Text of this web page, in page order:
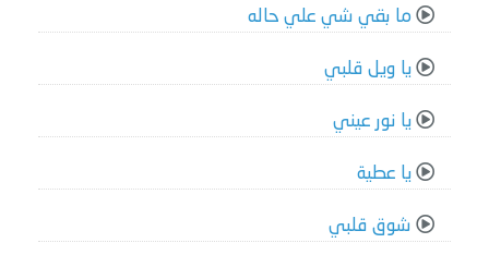
ما بقي شي علي حاله
يا ويل قلبي
يا نور عيني
يا عطية
شوق قلبي